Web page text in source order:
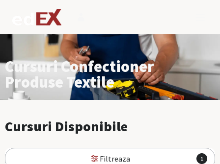
Cursuri Confectioner
Produse Textile
Cursuri Disponibile
Filtreaza 1